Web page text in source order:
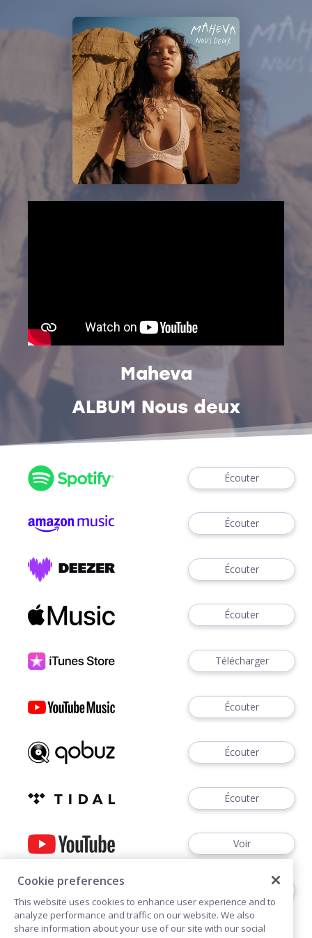
Maheva
ALBUM Nous deux
Écouter
Écouter
Écouter
Écouter
Télécharger
Écouter
Écouter
Écouter
Voir
Précommande
Cookie preferences
This website uses cookies to enhance user experience and to
analyze performance and traffic on our website. We also
share information about your use of our site with our social